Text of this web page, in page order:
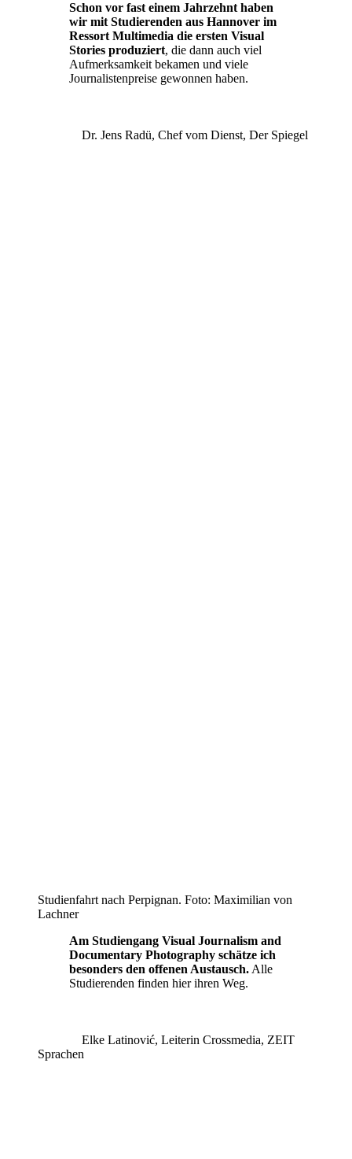
Schon vor fast einem Jahrzehnt haben
wir mit Studierenden aus Hannover im
Ressort Multimedia die ersten Visual
Stories produziert, die dann auch viel
Aufmerksamkeit bekamen und viele
Journalistenpreise gewonnen haben.
Dr. Jens Radü, Chef vom Dienst, Der Spiegel
Studienfahrt nach Perpignan. Foto: Maximilian von
Lachner
Am Studiengang Visual Journalism and
Documentary Photography schätze ich
besonders den offenen Austausch. Alle
Studierenden finden hier ihren Weg.
Elke Latinović, Leiterin Crossmedia, ZEIT
Sprachen